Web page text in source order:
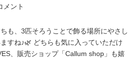
メント
も、3匹そろうことで飾る場所にやさし
すね♪🌿 どちらも気に入っていただけ
、販売ショップ「Callum shop」も嬉